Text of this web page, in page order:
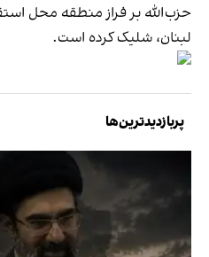
حزب‌الله بر فراز منطقه محل
لبنان، شلیک کرده است.
پربازدیدترین‌ها